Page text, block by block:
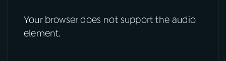
Your browser does not support the audio
element.